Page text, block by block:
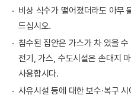
비상 식수가 떨어졌더라도 아무
드십시오.
침수된 집안은 가스가 차 있을
전기, 가스, 수도시설은 손대지
사용합시다.
사유시설 등에 대한 보수·복구